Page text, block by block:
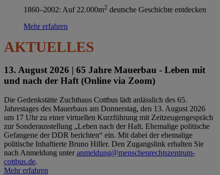
1860–2002: Auf 22.000m2 deutsche Geschichte entdecken
Mehr erfahren
AKTUELLES
13. August 2026 | 65 Jahre Mauerbau - Leben mit
und nach der Haft (Online via Zoom)
Die Gedenkstätte Zuchthaus Cottbus lädt anlässlich des 65.
Jahrestages des Mauerbaus am Donnerstag, den 13. August 2026
um 17 Uhr zu einer virtuellen Kurzführung mit Zeitzeugengespräch
zur Sonderausstellung „Leben nach der Haft. Ehemalige politische
Gefangene der DDR berichten“ ein. Mit dabei der ehemalige
politische Inhaftierte Bruno Hiller. Den Zugangslink erhalten Sie
nach Anmeldung unteranmeldung@menschenrechtszentrum-
cottbus.de.
Mehr erfahren